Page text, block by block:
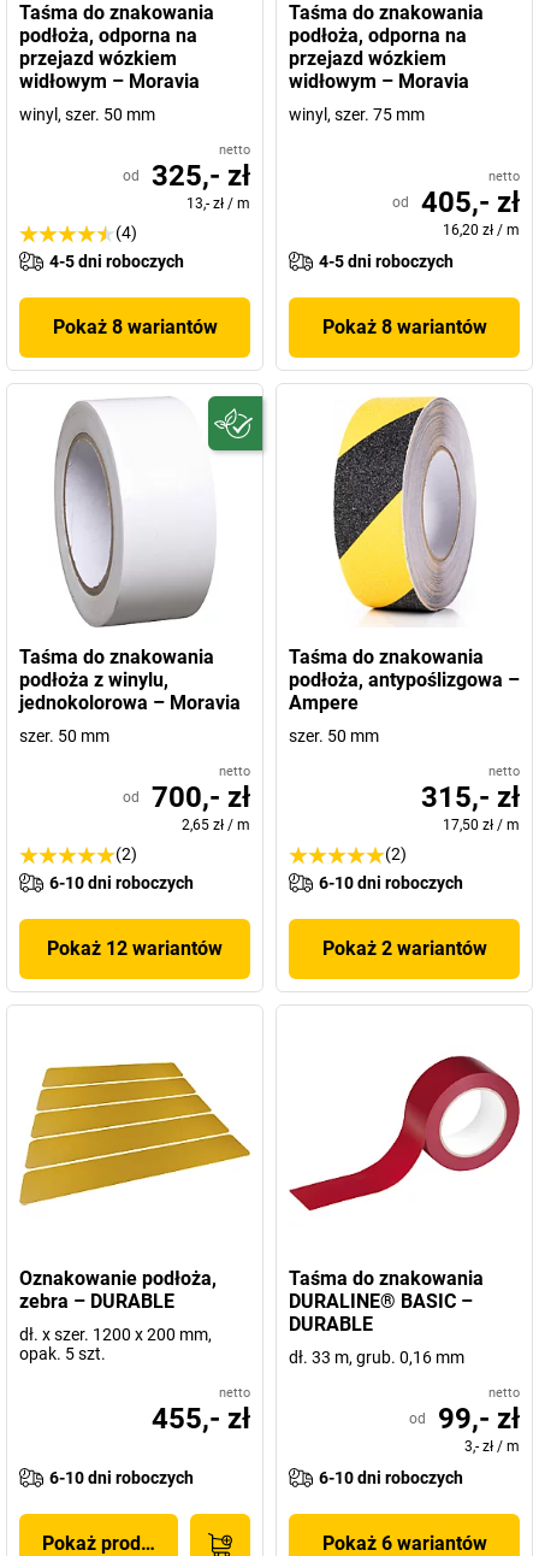
Taśma do znakowania
podłoża, odporna na
przejazd wózkiem
widłowym – Moravia
winyl, szer. 50 mm
netto
od 325,- zł
13,- zł / m
(4)
4-5 dni roboczych
Pokaż 8 wariantów
Taśma do znakowania
podłoża, odporna na
przejazd wózkiem
widłowym – Moravia
winyl, szer. 75 mm
netto
od 405,- zł
16,20 zł / m
4-5 dni roboczych
Pokaż 8 wariantów
Taśma do znakowania
podłoża z winylu,
jednokolorowa – Moravia
szer. 50 mm
netto
od 700,- zł
2,65 zł / m
(2)
6-10 dni roboczych
Pokaż 12 wariantów
Taśma do znakowania
podłoża, antypoślizgowa –
Ampere
szer. 50 mm
netto
315,- zł
17,50 zł / m
(2)
6-10 dni roboczych
Pokaż 2 wariantów
Oznakowanie podłoża,
zebra – DURABLE
dł. x szer. 1200 x 200 mm,
opak. 5 szt.
netto
455,- zł
6-10 dni roboczych
Pokaż produkt
Taśma do znakowania
DURALINE® BASIC –
DURABLE
dł. 33 m, grub. 0,16 mm
netto
od 99,- zł
3,- zł / m
6-10 dni roboczych
Pokaż 6 wariantów